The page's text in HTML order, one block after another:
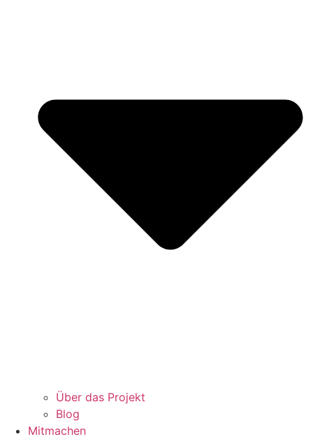
Über das Projekt
Blog
Mitmachen